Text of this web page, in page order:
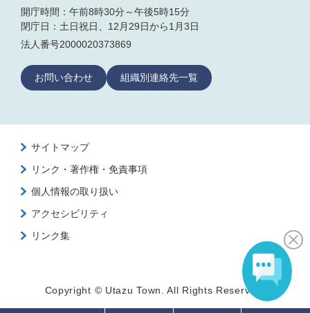
開庁時間：午前8時30分～午後5時15分
閉庁日：土日祝日、12月29日から1月3日
法人番号2000020373869
お問い合わせ 組織別連絡先一覧
サイトマップ
リンク・著作権・免責事項
個人情報の取り扱い
アクセシビリティ
リンク集
Copyright © Utazu Town. All Rights Reserved.